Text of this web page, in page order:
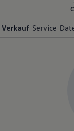
Verkauf Service